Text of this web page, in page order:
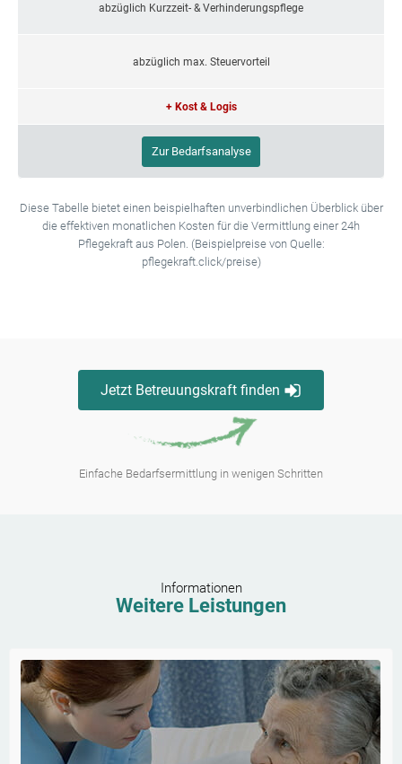
abzüglich Kurzzeit- & Verhinderungspflege
abzüglich max. Steuervorteil
+ Kost & Logis
Zur Bedarfsanalyse
Diese Tabelle bietet einen beispielhaften unverbindlichen Überblick über
die effektiven monatlichen Kosten für die Vermittlung einer 24h
Pflegekraft aus Polen. (Beispielpreise von Quelle:
pflegekraft.click/preise)
Jetzt Betreuungskraft finden
Einfache Bedarfsermittlung in wenigen Schritten
Informationen
Weitere Leistungen